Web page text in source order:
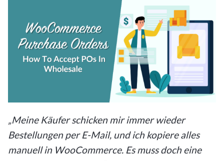
„Meine Käufer schicken mir immer wieder
Bestellungen per E-Mail, und ich kopiere alles
manuell in WooCommerce. Es muss doch eine